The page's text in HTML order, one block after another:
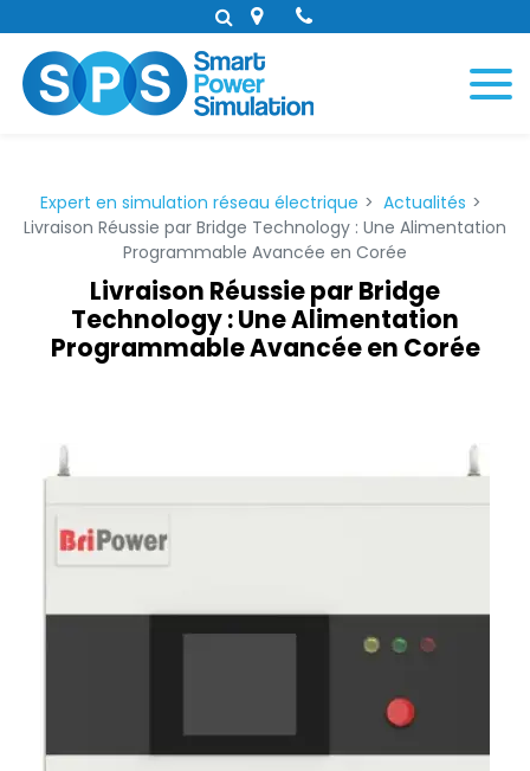
Expert en simulation réseau électrique
Actualités
Livraison Réussie par Bridge Technology : Une Alimentation
Programmable Avancée en Corée
Livraison Réussie par Bridge
Technology : Une Alimentation
Programmable Avancée en Corée
Panneau de gestion des cookies